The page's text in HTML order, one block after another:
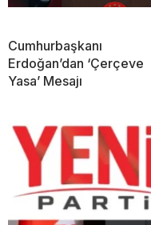
Cumhurbaşkanı
Erdoğan’dan ‘Çerçeve
Yasa’ Mesajı